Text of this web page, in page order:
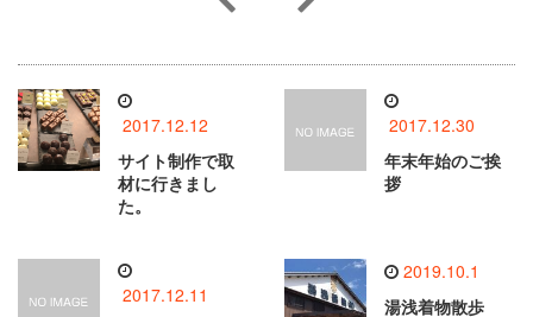
2017.12.12
サイト制作で取
材に行きまし
た。
2017.12.30
年末年始のご挨
拶
2017.12.11
2019.10.1
湯浅着物散歩